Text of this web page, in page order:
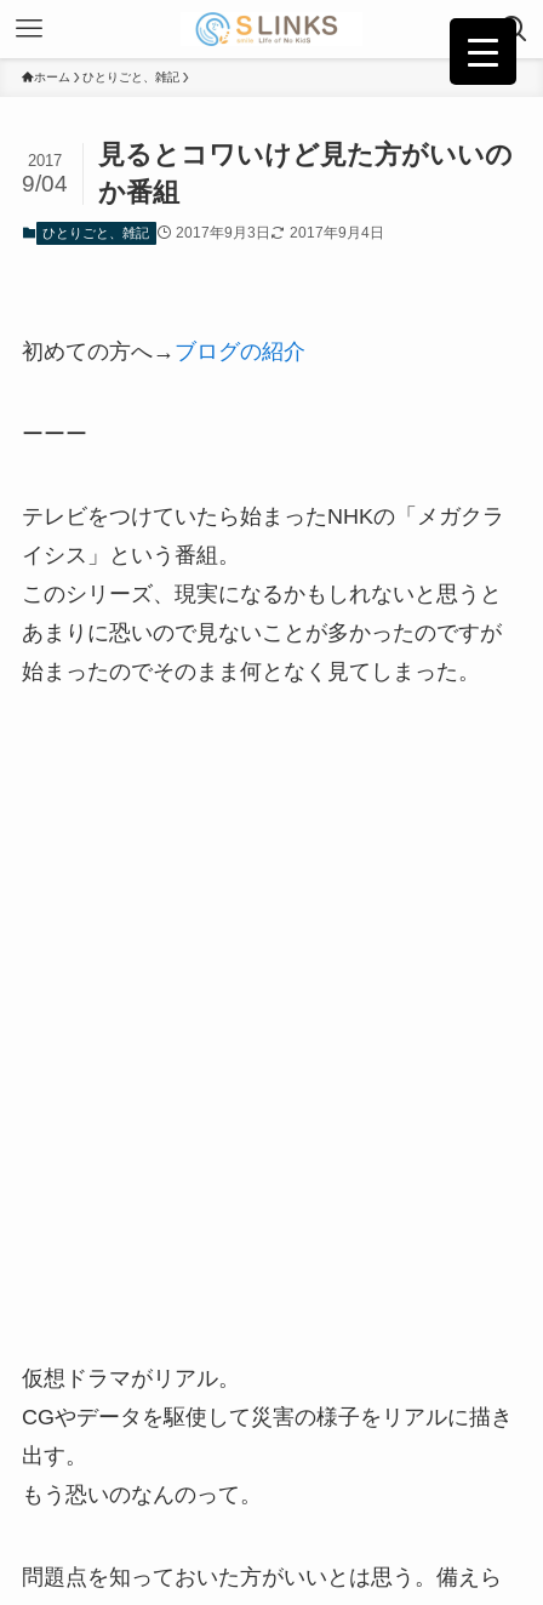
ホーム ひとりごと、雑記
見るとコワいけど見た方がいいの
か番組
2017
9/04
ひとりごと、雑記 2017年9月3日 2017年9月4日
初めての方へ→ ブログの紹介
ーーー
テレビをつけていたら始まったNHKの「メガクラ
イシス」という番組。
このシリーズ、現実になるかもしれないと思うと
あまりに恐いので見ないことが多かったのですが
始まったのでそのまま何となく見てしまった。
仮想ドラマがリアル。
CGやデータを駆使して災害の様子をリアルに描き
出す。
もう恐いのなんのって。
問題点を知っておいた方がいいとは思う。備えら